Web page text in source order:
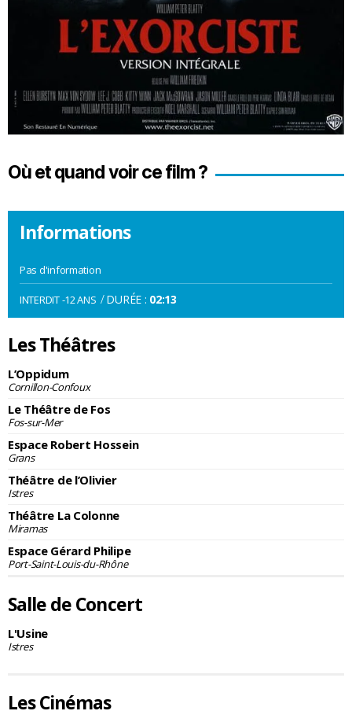
Informations
Pas d'information
INTERDIT -12 ANS /DURÉE : 02:13
Les Théâtres
L’Oppidum
Cornillon-Confoux
Le Théâtre de Fos
Fos-sur-Mer
Espace Robert Hossein
Grans
Théâtre de l’Olivier
Istres
Théâtre La Colonne
Miramas
Espace Gérard Philipe
Port-Saint-Louis-du-Rhône
Salle de Concert
L'Usine
Istres
Les Cinémas
Où et quand voir ce film ?